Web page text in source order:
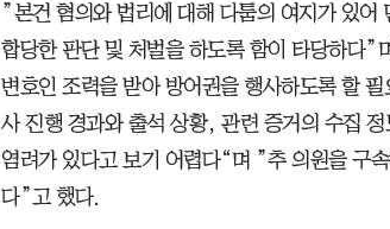
”본건 혐의와 법리에 대해 다툼의 여지가 있어
합당한 판단 및 처벌을 하도록 함이 타당하다”
변호인 조력을 받아 방어권을 행사하도록 할
사 진행 경과와 출석 상황, 관련 증거의 수집
염려가 있다고 보기 어렵다“며 ”추 의원을 구
다”고 했다.